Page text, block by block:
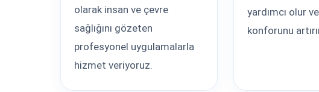
olarak insan ve çevre
sağlığını gözeten
profesyonel uygulamalarla
hizmet veriyoruz.
yardımcı olur
konforunu